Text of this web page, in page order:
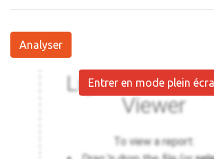
Analyser
Entrer en mode plein